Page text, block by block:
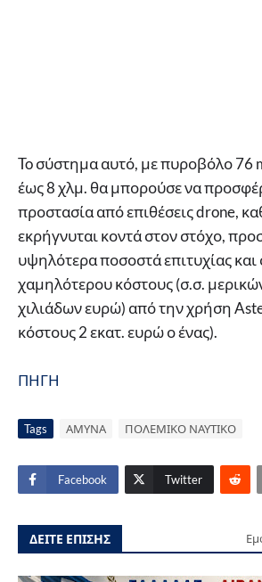
To σύστημα αυτό, με πυροβόλο 76
έως 8 χλμ. θα μπορούσε να
προστασία από επιθέσεις drone,
εκρήγνυται κοντά στον στόχο,
υψηλότερα ποσοστά επιτυχίας και
χαμηλότερου κόστους (σ.σ.
χιλιάδων ευρώ) από την χρήση
κόστους 2 εκατ. ευρώ ο ένας).
ΠΗΓΗ
Tags ΑΜΥΝΑ ΠΟΛΕΜΙΚΟ ΝΑΥΤΙΚΟ
Facebook Twitter
ΔΕΙΤΕ ΕΠΙΣΗΣ